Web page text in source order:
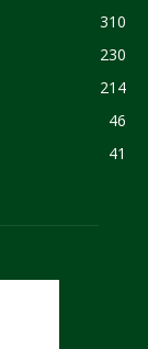
310
230
214
46
41